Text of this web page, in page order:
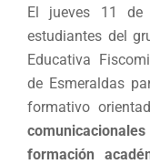
El jueves 11 de
estudiantes del
Educativa
de Esmeraldas
formativo
formación